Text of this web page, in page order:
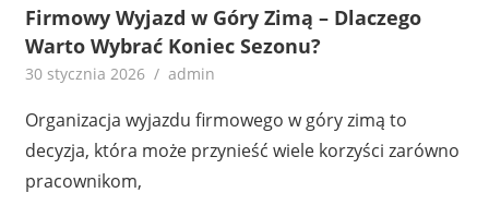
Firmowy Wyjazd w Góry Zimą – Dlaczego
Warto Wybrać Koniec Sezonu?
30 stycznia 2026 admin
Organizacja wyjazdu firmowego w góry zimą to
decyzja, która może przynieść wiele korzyści zarówno
pracownikom,